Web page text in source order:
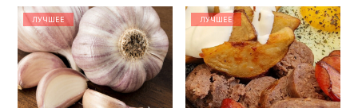
ЛУЧШЕЕ ЛУЧШЕЕ